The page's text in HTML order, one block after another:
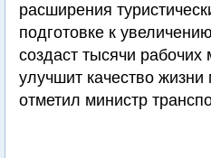
расширения
подготовке к
создаст тысячи рабочих
улучшит качество
отметил министр